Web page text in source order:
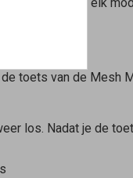
toets van de Mesh
los. Nadat je de